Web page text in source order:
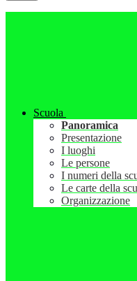
Scuola
Panoramica
Presentazione
I luoghi
Le persone
I numeri della
Le carte della
Organizzazione